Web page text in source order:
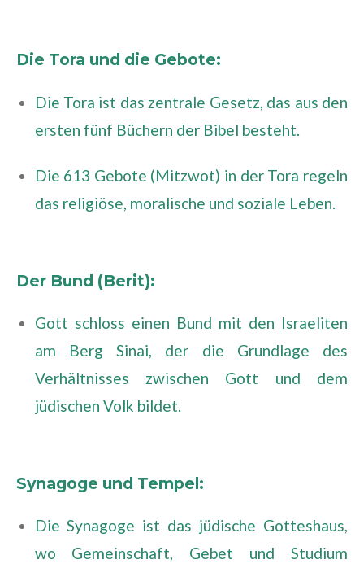
Die Tora und die Gebote:
Die Tora ist das zentrale Gesetz, das aus den
ersten fünf Büchern der Bibel besteht.
Die 613 Gebote (Mitzwot) in der Tora regeln
das religiöse, moralische und soziale Leben.
Der Bund (Berit):
Gott schloss einen Bund mit den Israeliten
am Berg Sinai, der die Grundlage des
Verhältnisses zwischen Gott und dem
jüdischen Volk bildet.
Synagoge und Tempel:
Die Synagoge ist das jüdische Gotteshaus,
wo Gemeinschaft, Gebet und Studium